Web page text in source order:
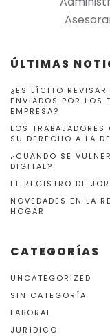
ÚLTIMAS
¿ES LÍCITO REVISAR
ENVIADOS POR LOS
EMPRESA?
LOS
SU DERECHO A LA
¿CUÁNDO SE
DIGITAL?
EL REGISTRO DE
NOVEDADES EN LA
HOGAR
CATEGORÍAS
UNCATEGORIZED
SIN CATEGORÍA
LABORAL
JURÍDICO